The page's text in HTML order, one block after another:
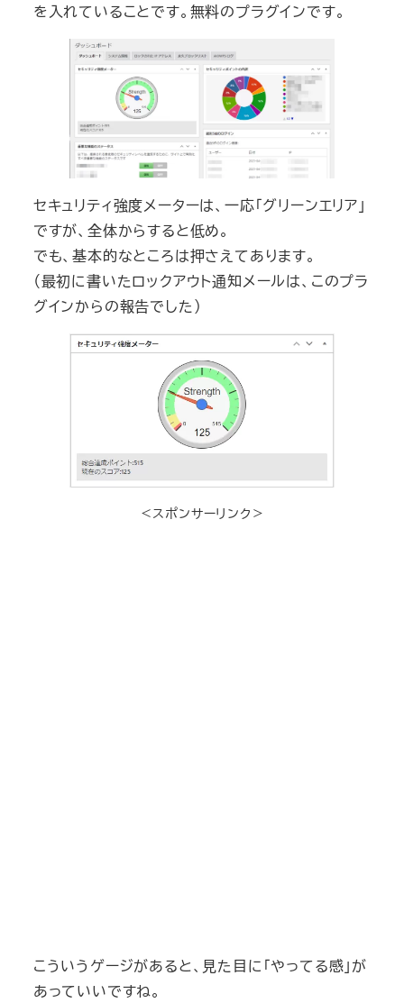
を入れていることです。無料のプラグインです。
セキュリティ強度メーターは、一応「グリーンエリア」
ですが、全体からすると低め。
でも、基本的なところは押さえてあります。
（最初に書いたロックアウト通知メールは、このプラ
グインからの報告でした）
＜スポンサーリンク＞
こういうゲージがあると、見た目に「やってる感」が
あっていいですね。